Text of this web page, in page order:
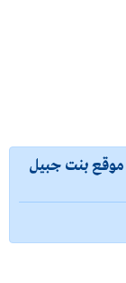
موقع بنت جبيل